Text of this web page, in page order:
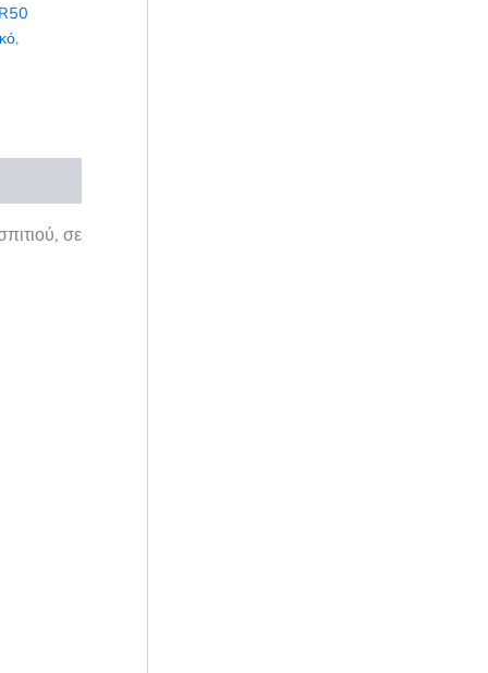
,
σε